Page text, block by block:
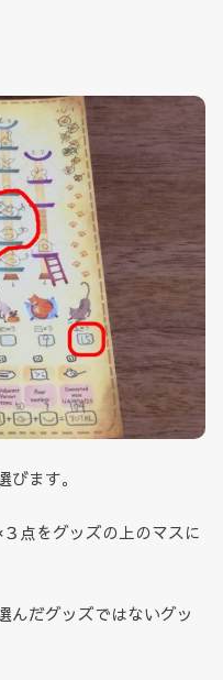
びます。
点をグッズの上のマスに
んだグッズではないグッ